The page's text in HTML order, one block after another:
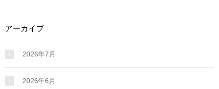
アーカイブ
2026年7月
2026年6月